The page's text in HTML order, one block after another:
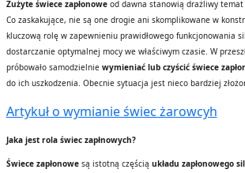
Zużyte świece zapłonoweod dawna stanowią drażliwy temat
Co zaskakujące, nie są one drogie ani skomplikowane w
kluczową rolę w zapewnieniu prawidłowego funkcjonowania
dostarczanie optymalnej mocy we właściwym czasie. W
próbowało samodzielnie wymieniać lub czyścić świece
do ich uszkodzenia. Obecnie sytuacja jest nieco bardziej
Artykuł o wymianie świec żarowcyh
Jaka jest rola świec zapłnowych?
Świece zapłonowesą istotną częścią układu zapłonowego